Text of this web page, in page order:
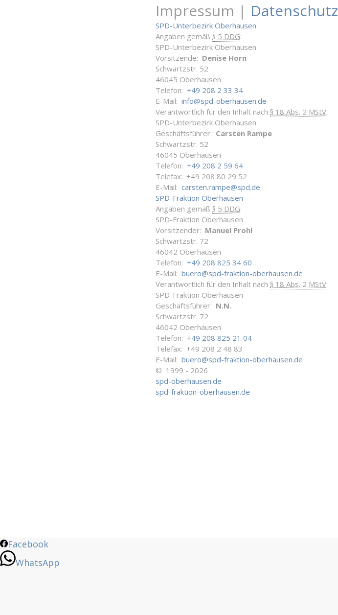
Impressum | Datenschutz
SPD-Unterbezirk Oberhausen
Angaben gemäß § 5 DDG:
SPD-Unterbezirk Oberhausen
Vorsitzende: Denise Horn
Schwartzstr. 52
46045 Oberhausen
Telefon: +49 208 2 33 34
E-Mail: info@spd-oberhausen.de
Verantwortlich für den Inhalt nach § 18 Abs. 2 MStV:
SPD-Unterbezirk Oberhausen
Geschäftsführer: Carsten Rampe
Schwartzstr. 52
46045 Oberhausen
Telefon: +49 208 2 59 64
Telefax: +49 208 80 29 52
E-Mail: carsten.rampe@spd.de
SPD-Fraktion Oberhausen
Angaben gemäß § 5 DDG:
SPD-Fraktion Oberhausen
Vorsitzender: Manuel Prohl
Schwartzstr. 72
46042 Oberhausen
Telefon: +49 208 825 34 60
E-Mail: buero@spd-fraktion-oberhausen.de
Verantwortlich für den Inhalt nach § 18 Abs. 2 MStV:
SPD-Fraktion Oberhausen
Geschäftsführer: N.N.
Schwartzstr. 72
46042 Oberhausen
Telefon: +49 208 825 21 04
Telefax: +49 208 2 48 83
E-Mail: buero@spd-fraktion-oberhausen.de
© 1999 - 2026
spd-oberhausen.de
spd-fraktion-oberhausen.de
Facebook
WhatsApp